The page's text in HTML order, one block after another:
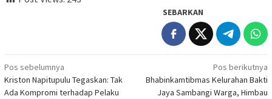
SEBARKAN
Navigasi
pos
Pos sebelumnya
Kriston Napitupulu Tegaskan: Tak
Ada Kompromi terhadap Pelaku
Pos berikutnya
Bhabinkamtibmas Kelurahan Bakti
Jaya Sambangi Warga, Himbau